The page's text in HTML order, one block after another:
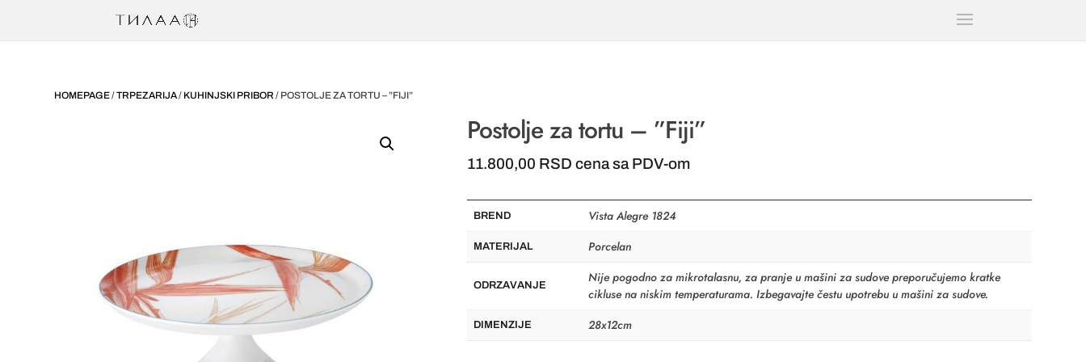
HOMEPAGE/TRPEZARIJA/ KUHINJSKI PRIBOR / POSTOLJE ZA TORTU – ”FIJI”
Postolje za tortu – ”Fiji”
11.800,00 RSD cena sa PDV-om
BREND Vista Alegre 1824
MATERIJAL Porcelan
ODRZAVANJE
Nije pogodno za mikrotalasnu, za pranje u mašini za sudove preporučujemo kratke
cikluse na niskim temperaturama. Izbegavajte čestu upotrebu u mašini za sudove.
DIMENZIJE 28x12cm